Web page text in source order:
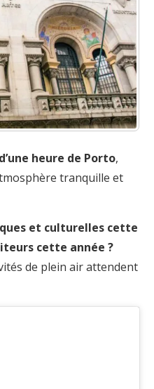
heure de Porto,
tranquille et
et culturelles cette
cette année ?
de plein air attendent